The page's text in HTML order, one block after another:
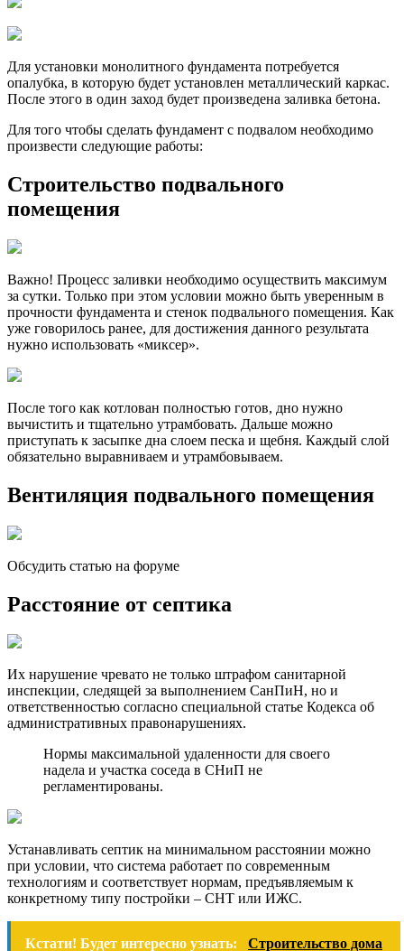
Для установки монолитного фундамента потребуется
опалубка, в которую будет установлен металлический каркас.
После этого в один заход будет произведена заливка бетона.
Для того чтобы сделать фундамент с подвалом необходимо
произвести следующие работы:
Строительство подвального
помещения
Важно! Процесс заливки необходимо осуществить максимум
за сутки. Только при этом условии можно быть уверенным в
прочности фундамента и стенок подвального помещения. Как
уже говорилось ранее, для достижения данного результата
нужно использовать «миксер».
После того как котлован полностью готов, дно нужно
вычистить и тщательно утрамбовать. Дальше можно
приступать к засыпке дна слоем песка и щебня. Каждый слой
обязательно выравниваем и утрамбовываем.
Вентиляция подвального помещения
Обсудить статью на форуме
Расстояние от септика
Их нарушение чревато не только штрафом санитарной
инспекции, следящей за выполнением СанПиН, но и
ответственностью согласно специальной статье Кодекса об
административных правонарушениях.
Нормы максимальной удаленности для своего
надела и участка соседа в СНиП не
регламентированы.
Устанавливать септик на минимальном расстоянии можно
при условии, что система работает по современным
технологиям и соответствует нормам, предъявляемым к
конкретному типу постройки – СНТ или ИЖС.
Кстати! Будет интересно узнать: Строительство дома